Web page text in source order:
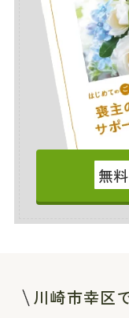
無料
川崎市幸区